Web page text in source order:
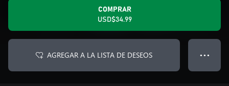
COMPRAR
USD$34.99
AGREGAR A LA LISTA DE DESEOS ● ● ●